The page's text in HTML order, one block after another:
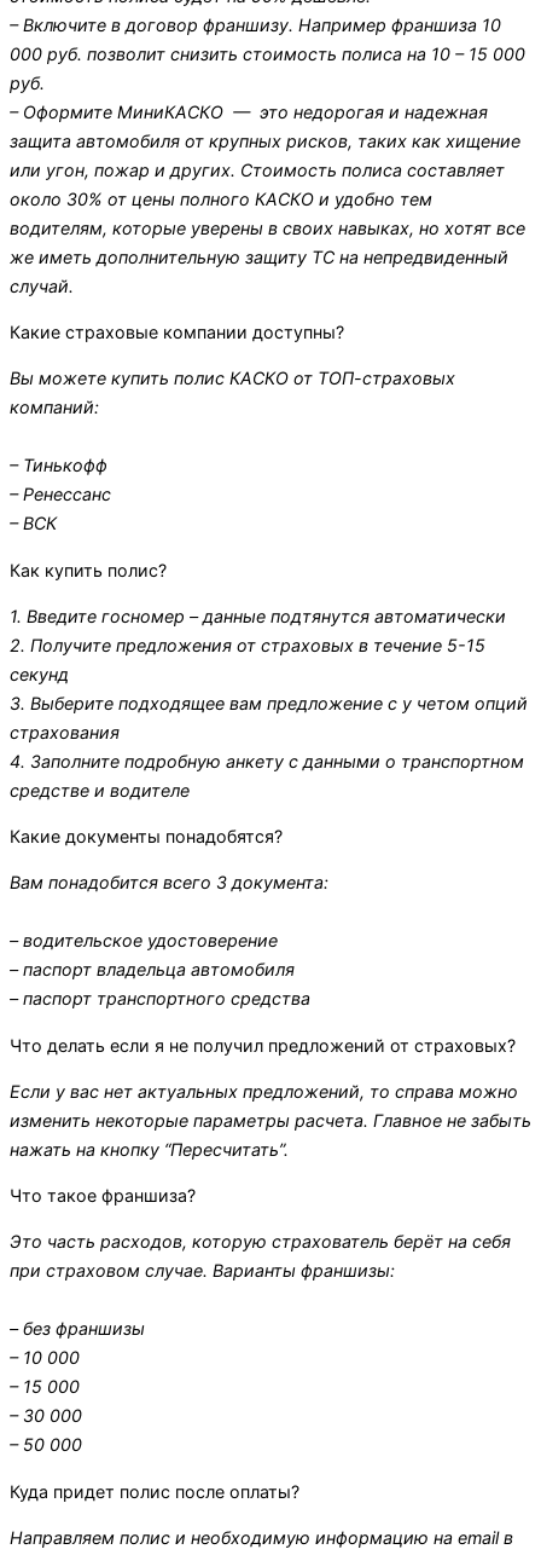
– Включите в договор франшизу. Например франшиза 10
000 руб. позволит снизить стоимость полиса на 10 – 15 000
руб.
– Оформите МиниКАСКО — это недорогая и надежная
защита автомобиля от крупных рисков, таких как хищение
или угон, пожар и других. Стоимость полиса составляет
около 30% от цены полного КАСКО и удобно тем
водителям, которые уверены в своих навыках, но хотят все
же иметь дополнительную защиту ТС на непредвиденный
случай.
Какие страховые компании доступны?
Вы можете купить полис КАСКО от ТОП-страховых
компаний:
– Тинькофф
– Ренессанс
– ВСК
Как купить полис?
1. Введите госномер – данные подтянутся автоматически
2. Получите предложения от страховых в течение 5-15
секунд
3. Выберите подходящее вам предложение с у четом опций
страхования
4. Заполните подробную анкету с данными о транспортном
средстве и водителе
Какие документы понадобятся?
Вам понадобится всего 3 документа:
– водительское удостоверение
– паспорт владельца автомобиля
– паспорт транспортного средства
Что делать если я не получил предложений от страховых?
Если у вас нет актуальных предложений, то справа можно
изменить некоторые параметры расчета. Главное не забыть
нажать на кнопку “Пересчитать”.
Что такое франшиза?
Это часть расходов, которую страхователь берёт на себя
при страховом случае. Варианты франшизы:
– без франшизы
– 10 000
– 15 000
– 30 000
– 50 000
Куда придет полис после оплаты?
Направляем полис и необходимую информацию на email в